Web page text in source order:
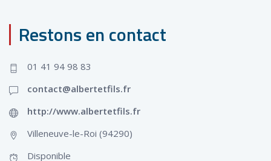
Restons en contact
01 41 94 98 83
contact@albertetfils.fr
http://www.albertetfils.fr
Villeneuve-le-Roi (94290)
Disponible